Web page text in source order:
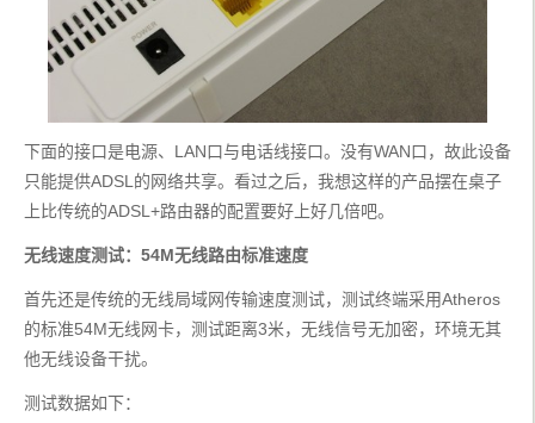
下面的接口是电源、LAN口与电话线接口。没有WAN口，故此设备
只能提供ADSL的网络共享。看过之后，我想这样的产品摆在桌子
上比传统的ADSL+路由器的配置要好上好几倍吧。
无线速度测试：54M无线路由标准速度
首先还是传统的无线局域网传输速度测试，测试终端采用Atheros
的标准54M无线网卡，测试距离3米，无线信号无加密，环境无其
他无线设备干扰。
测试数据如下：